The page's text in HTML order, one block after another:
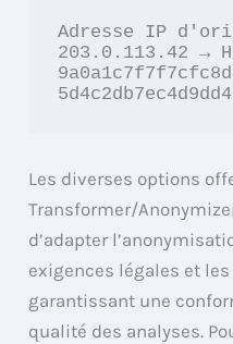
Adresse IP
203.0.113.42 →
Les diverses options
Transformer/
d’adapter
exigences légales et
garantissant une
qualité des analyses.